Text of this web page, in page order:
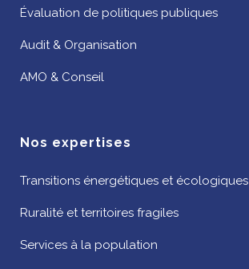
Évaluation de politiques publiques
Audit & Organisation
AMO & Conseil
Nos expertises
Transitions énergétiques et écologiques
Ruralité et territoires fragiles
Services à la population